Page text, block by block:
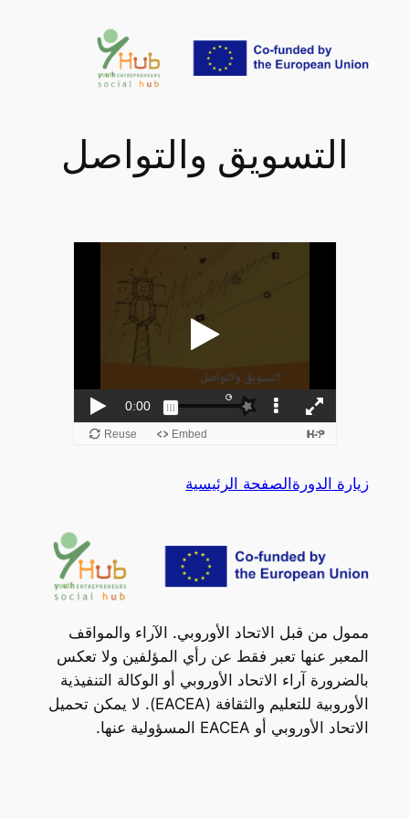
المحتوى
التسويق والتواصل
زيارة الدورة الصفحة الرئيسية
ممول من قبل الاتحاد الأوروبي. الآراء والمواقف
المعبر عنها تعبر فقط عن رأي المؤلفين ولا تعكس
بالضرورة آراء الاتحاد الأوروبي أو الوكالة التنفيذية
الأوروبية للتعليم والثقافة (EACEA). لا يمكن تحميل
الاتحاد الأوروبي أو EACEA المسؤولية عنها.